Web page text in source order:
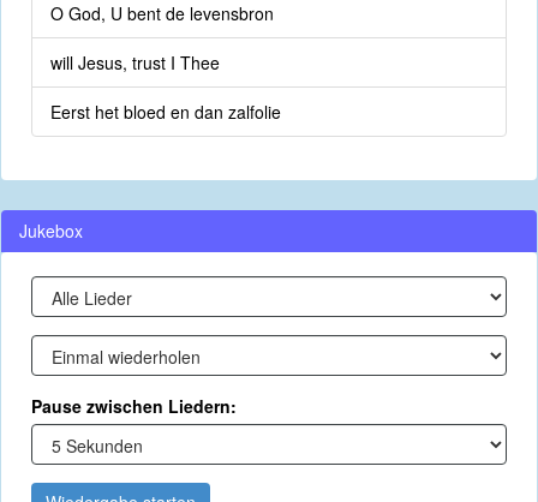
O God, U bent de levensbron
will Jesus, trust I Thee
Eerst het bloed en dan zalfolie
Jukebox
Pause zwischen Liedern: